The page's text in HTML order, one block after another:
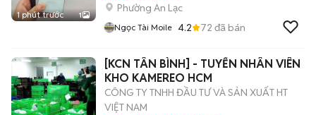
1 phút trước 1
Phường An Lạc
Ngọc Tài Moile 4.2 72 đã bán
[KCN TÂN BÌNH] - TUYỂN NHÂN VIÊN
KHO KAMEREO HCM
CÔNG TY TNHH ĐẦU TƯ VÀ SẢN XUẤT HT
VIỆT NAM